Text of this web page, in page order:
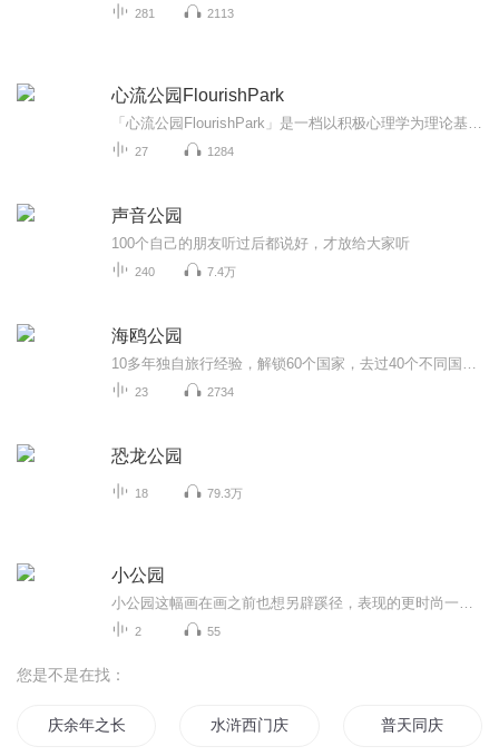
281 2113
心流公园FlourishPark
27 1284
声音公园
100个自己的朋友听过后都说好，才放给大家听
240 7.4万
海鸥公园
23 2734
恐龙公园
18 79.3万
小公园
2 55
您是不是在找：
庆余年之长歌行 水浒西门庆 普天同庆